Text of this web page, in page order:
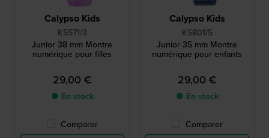
Calypso Kids
K5571/3
Junior 38 mm Montre
numérique pour filles
29,00 €
● En stock
Comparer
Calypso Kids
K5801/5
Junior 35 mm Montre
numérique pour enfants
29,00 €
● En stock
Comparer